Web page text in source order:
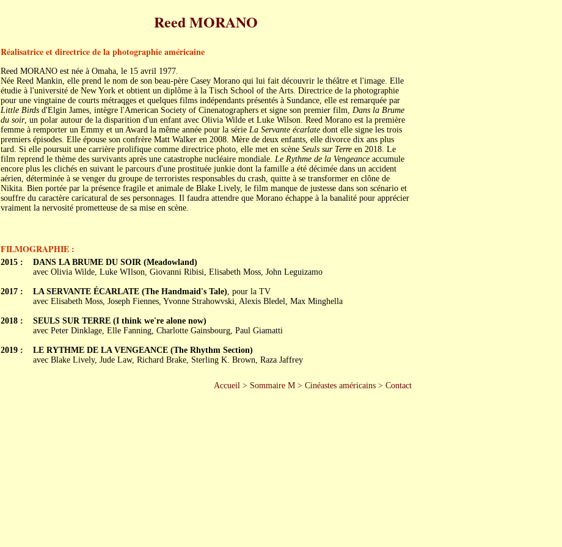
Reed MORANO
Réalisatrice et directrice de la photographie américaine
Reed MORANO est née à Omaha, le 15 avril 1977.
Née Reed Mankin, elle prend le nom de son beau-père Casey Morano qui lui fait découvrir le théâtre et l'image. Elle
étudie à l'université de New York et obtient un diplôme à la Tisch School of the Arts. Directrice de la photographie
pour une vingtaine de courts métraqges et quelques films indépendants présentés à Sundance, elle est remarquée par
Little Birdsd'Elgin James, intègre l'American Society of Cinenatographers et signe son premier film, Dans la Brume
du soir, un polar autour de la disparition d'un enfant avec Olivia Wilde et Luke Wilson. Reed Morano est la première
femme à remporter un Emmy et un Award la même année pour la série La Servante écarlatedont elle signe les trois
premiers épisodes. Elle épouse son confrère Matt Walker en 2008. Mère de deux enfants, elle divorce dix ans plus
tard. Si elle poursuit une carrière prolifique comme directrice photo, elle met en scène Seuls sur Terreen 2018. Le
film reprend le thème des survivants après une catastrophe nucléaire mondiale. Le Rythme de la Vengeanceaccumule
encore plus les clichés en suivant le parcours d'une prostituée junkie dont la famille a été décimée dans un accident
aérien, déterminée à se venger du groupe de terroristes responsables du crash, quitte à se transformer en clône de
Nikita. Bien portée par la présence fragile et animale de Blake Lively, le film manque de justesse dans son scénario et
souffre du caractère caricatural de ses personnages. Il faudra attendre que Morano échappe à la banalité pour apprécier
vraiment la nervosité prometteuse de sa mise en scène.
FILMOGRAPHIE :
2015 :
2017 :
2018 :
2019 :
DANS LA BRUME DU SOIR (Meadowland)
avec Olivia Wilde, Luke WIlson, Giovanni Ribisi, Elisabeth Moss, John Leguizamo
LA SERVANTE ÉCARLATE (The Handmaid's Tale), pour la TV
avec Elisabeth Moss, Joseph Fiennes, Yvonne Strahowvski, Alexis Bledel, Max Minghella
SEULS SUR TERRE (I think we're alone now)
avec Peter Dinklage, Elle Fanning, Charlotte Gainsbourg, Paul Giamatti
LE RYTHME DE LA VENGEANCE (The Rhythm Section)
avec Blake Lively, Jude Law, Richard Brake, Sterling K. Brown, Raza Jaffrey
Accueil> Sommaire M> Cinéastes américains> Contact